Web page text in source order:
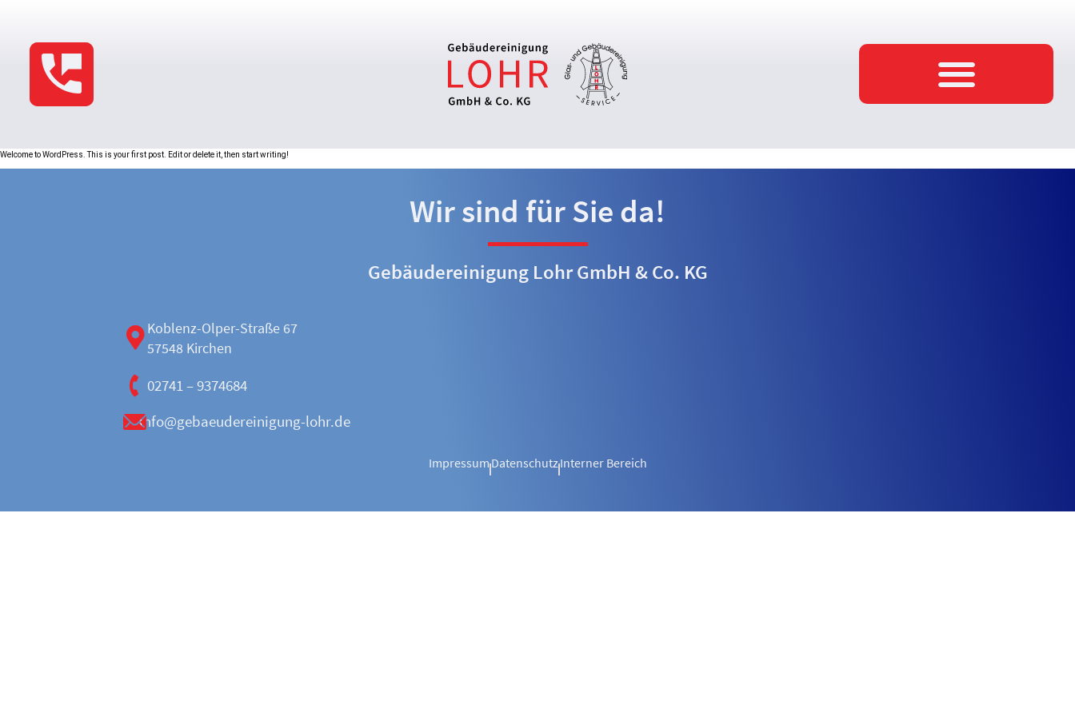
Welcome to WordPress. This is your first post. Edit or delete it, then start writing!
Wir sind für Sie da!
Gebäudereinigung Lohr GmbH & Co. KG
Koblenz-Olper-Straße 67
57548 Kirchen
02741 – 9374684
info@gebaeudereinigung-lohr.de
ImpressumDatenschutzInterner Bereich